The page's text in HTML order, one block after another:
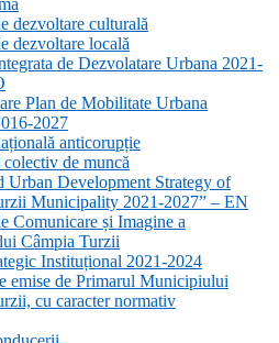
dezvoltare culturală
dezvoltare locală
de Dezvolatare Urbana 2021-
Plan de Mobilitate Urbana
2027
anticorupție
de muncă
Urban Development Strategy of
Municipality 2021-2027” – EN
Comunicare și Imagine a
Câmpia Turzii
Instituțional 2021-2024
emise de Primarul Municipiului
cu caracter normativ